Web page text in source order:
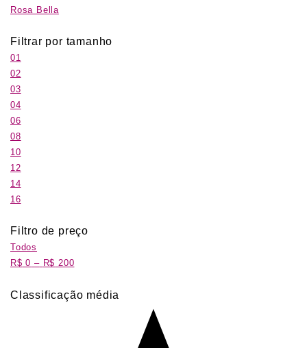
Rosa Bella
Filtrar por tamanho
01
02
03
04
06
08
10
12
14
16
Filtro de preço
Todos
R$ 0 – R$ 200
Classificação média